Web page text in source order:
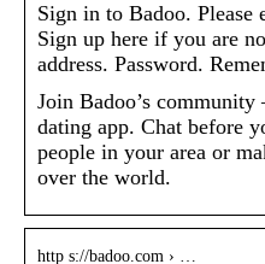
Sign in to Badoo. Please
Sign up here if you are
address. Password.
Join Badoo’s
dating app. Chat before
people in your area or
over the world.
http s://badoo.com › …